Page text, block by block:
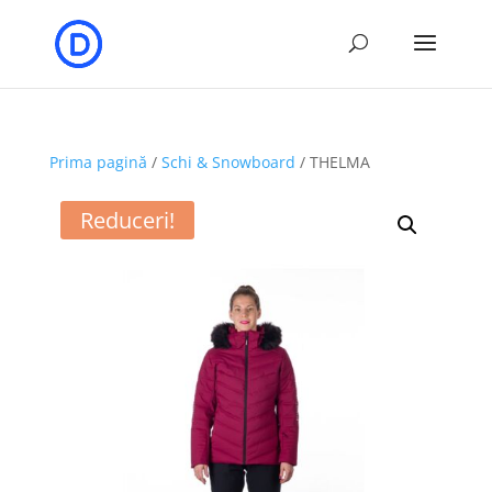
Prima pagină / Schi & Snowboard / THELMA
Reduceri!